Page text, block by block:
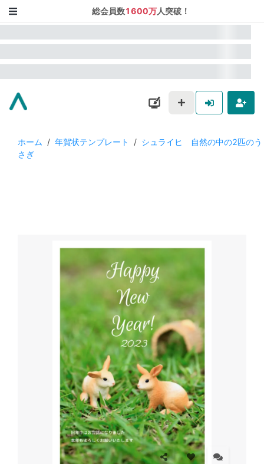
総会員数1600万人突破！
ホーム / 年賀状テンプレート / シュライヒ 自然の中の2匹のう
さぎ